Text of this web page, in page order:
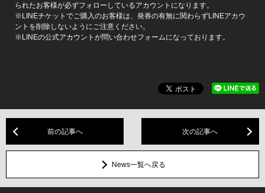
られたお客様が必ずフォローしているアカウントになります。
※LINEチケットでご購入のお客様は、発券の有無に関わらずLINEアカウ
ントを削除しないようにご注意ください。
※LINEの公式アカウントが問い合わせフォームになっております。
前の記事へ 次の記事へ
News一覧へ戻る